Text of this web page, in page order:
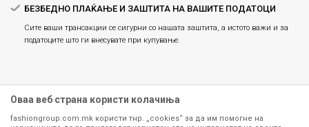
БЕЗБЕДНО ПЛАЌАЊЕ И ЗАШТИТА НА ВАШИТЕ ПОДАТОЦИ
Сите ваши трансакции се сигурни со нашата заштита, а истото важи и за
податоците што ги внесувате при купување.
Оваа веб страна користи колачиња
fashiongroup.com.mk користи тнр. „cookies“ за да им помогне на